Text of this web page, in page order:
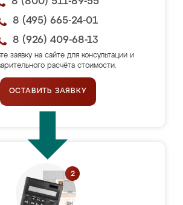
8 (495) 665-24-01
8 (926) 409-68-13
заявку на сайте для консультации и
расчёта стоимости.
ОСТАВИТЬ ЗАЯВКУ